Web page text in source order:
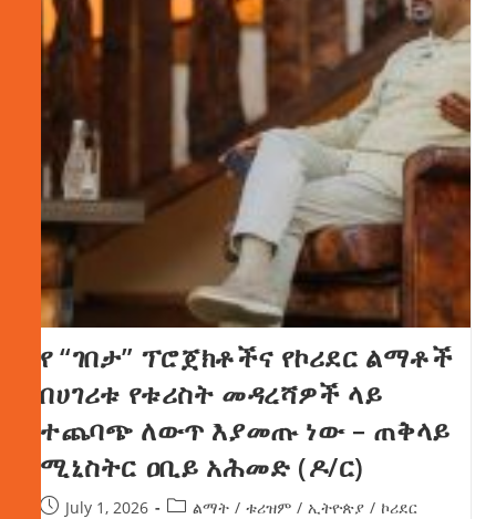
የ “ገበታ” ፕሮጀክቶችና የኮሪደር ልማቶች
በሀገሪቱ የቱሪስት መዳረሻዎች ላይ
ተጨባጭ ለውጥ እያመጡ ነው – ጠቅላይ
ሚኒስትር ዐቢይ አሕመድ (ዶ/ር)
July 1, 2026 ልማት / ቱሪዝም / ኢትዮጵያ / ኮሪደር